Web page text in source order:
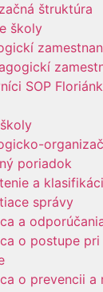
štruktúra
školy
SOP
poriadok
a
správy
a
o postupe
o prevencii a